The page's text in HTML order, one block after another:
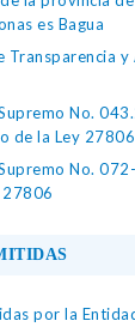
es Bagua
Transparencia y
No.
de la Ley 27806
No.
27806
por la